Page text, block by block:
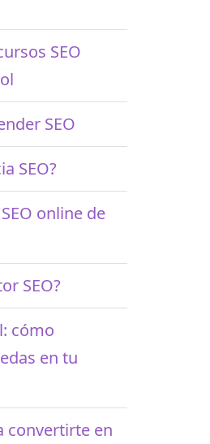
SEO
SEO
SEO?
online de
SEO?
cómo
en tu
convertirte en